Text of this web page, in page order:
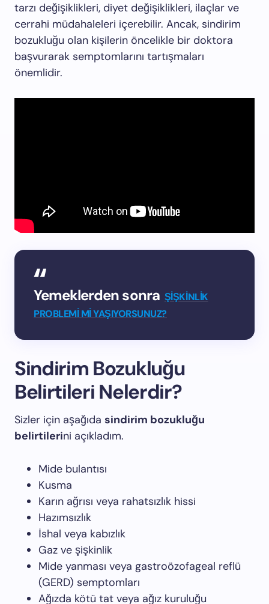
tarzı değişiklikleri, diyet değişiklikleri, ilaçlar ve
cerrahi müdahaleleri içerebilir. Ancak, sindirim
bozukluğu olan kişilerin öncelikle bir doktora
başvurarak semptomlarını tartışmaları
önemlidir.
Yemeklerden sonra ŞİŞKİNLİK
PROBLEMİ Mİ YAŞIYORSUNUZ?
Sindirim Bozukluğu
Belirtileri Nelerdir?
Sizler için aşağıda sindirim bozukluğu
belirtilerini açıkladım.
Mide bulantısı
Kusma
Karın ağrısı veya rahatsızlık hissi
Hazımsızlık
İshal veya kabızlık
Gaz ve şişkinlik
Mide yanması veya gastroözofageal reflü
(GERD) semptomları
Ağızda kötü tat veya ağız kuruluğu